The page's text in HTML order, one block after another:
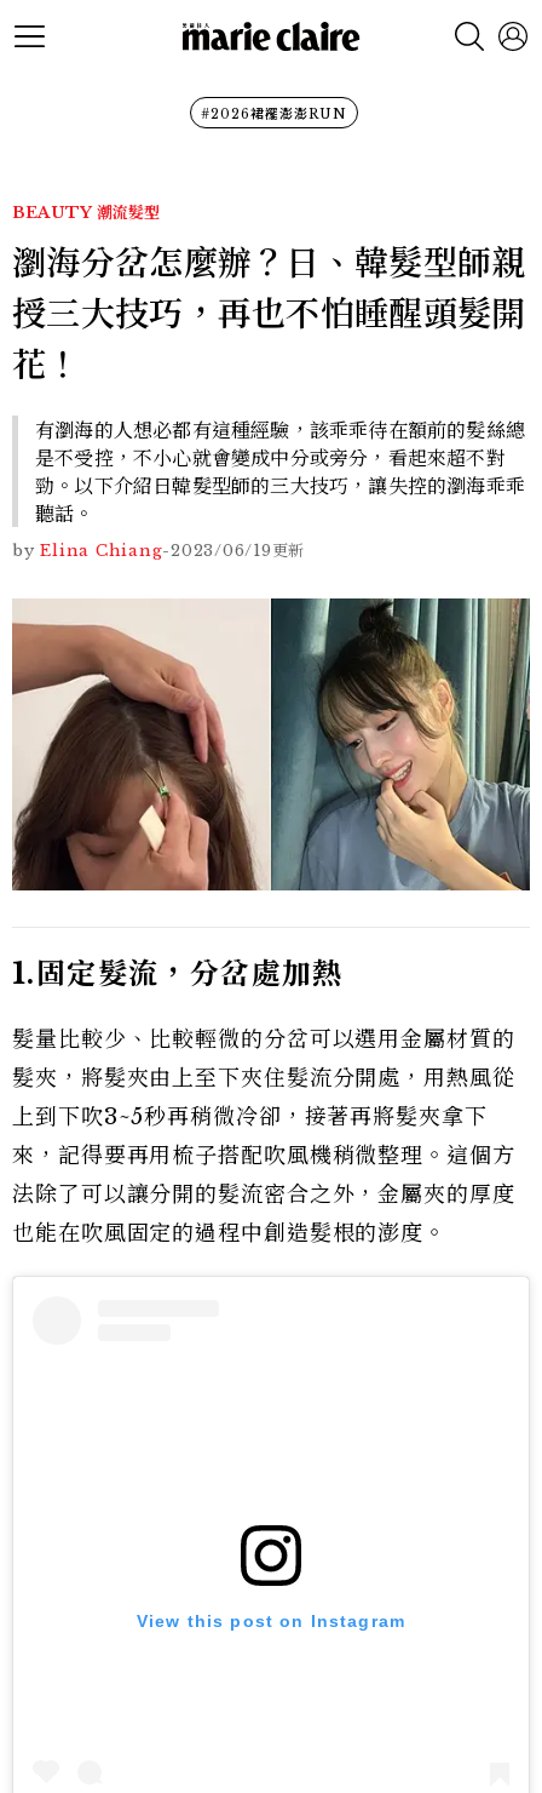
#2026裙襬澎澎RUN
BEAUTY 潮流髮型
瀏海分岔怎麼辦？日、韓髮型師親
授三大技巧，再也不怕睡醒頭髮開
花！
有瀏海的人想必都有這種經驗，該乖乖待在額前的髮絲總
是不受控，不小心就會變成中分或旁分，看起來超不對
勁。以下介紹日韓髮型師的三大技巧，讓失控的瀏海乖乖
聽話。
by Elina Chiang-2023/06/19更新
1.固定髮流，分岔處加熱
髮量比較少、比較輕微的分岔可以選用金屬材質的
髮夾，將髮夾由上至下夾住髮流分開處，用熱風從
上到下吹3~5秒再稍微冷卻，接著再將髮夾拿下
來，記得要再用梳子搭配吹風機稍微整理。這個方
法除了可以讓分開的髮流密合之外，金屬夾的厚度
也能在吹風固定的過程中創造髮根的澎度。
View this post on Instagram